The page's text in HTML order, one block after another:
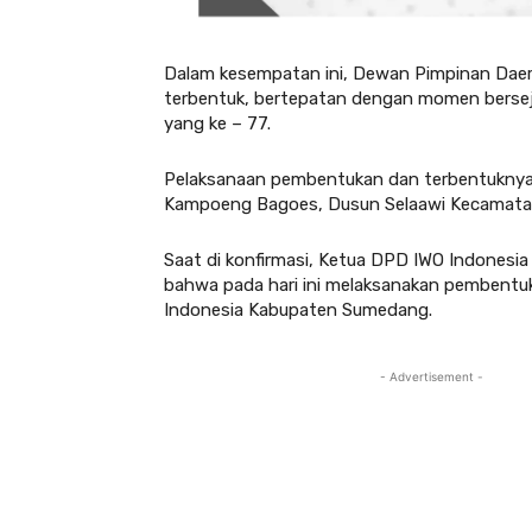
Dalam kesempatan ini, Dewan Pimpinan
terbentuk, bertepatan dengan momen
yang ke – 77.
Pelaksanaan pembentukan dan
Kampoeng Bagoes, Dusun Selaawi
Saat di konfirmasi, Ketua DPD IWO
bahwa pada hari ini melaksanakan
Indonesia Kabupaten Sumedang.
- Advertisement -